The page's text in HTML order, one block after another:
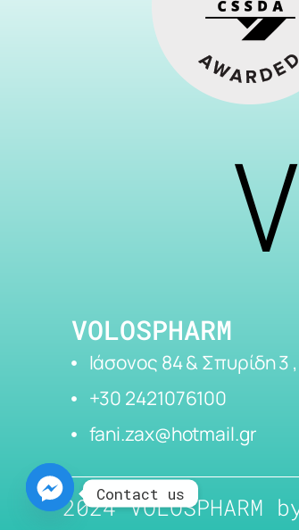
VOLOSPHARM
Ιάσονος 84 & Σπυρίδη 3
+30 2421076100
fani.zax@hotmail.gr
2024 VOLOSPHARM
Contact us